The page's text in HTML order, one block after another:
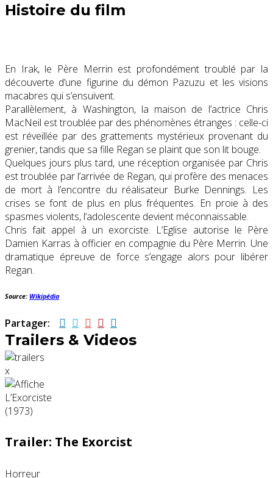
Histoire du film
En Irak, le Père Merrin est profondément troublé par la
découverte d’une figurine du démon Pazuzu et les visions
macabres qui s’ensuivent.
Parallèlement, à Washington, la maison de l’actrice Chris
MacNeil est troublée par des phénomènes étranges : celle-ci
est réveillée par des grattements mystérieux provenant du
grenier, tandis que sa fille Regan se plaint que son lit bouge.
Quelques jours plus tard, une réception organisée par Chris
est troublée par l’arrivée de Regan, qui profère des menaces
de mort à l’encontre du réalisateur Burke Dennings. Les
crises se font de plus en plus fréquentes. En proie à des
spasmes violents, l’adolescente devient méconnaissable.
Chris fait appel à un exorciste. L’Eglise autorise le Père
Damien Karras à officier en compagnie du Père Merrin. Une
dramatique épreuve de force s’engage alors pour libérer
Regan.
Source: Wikipédia
Partager:
Trailers & Videos
x
Trailer: The Exorcist
Horreur